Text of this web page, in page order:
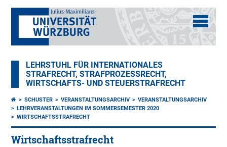
LEHRSTUHL FÜR INTERNATIONALES
STRAFRECHT, STRAFPROZESSRECHT,
WIRTSCHAFTS- UND STEUERSTRAFRECHT
SCHUSTER VERANSTALTUNGSARCHIV
VERANSTALTUNGSARCHIV
LEHRVERANSTALTUNGEN IM SOMMERSEMESTER 2020
WIRTSCHAFTSSTRAFRECHT
Wirtschaftsstrafrecht